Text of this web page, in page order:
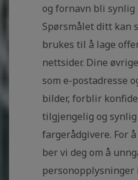
og fornavn bli synlig
Spørsmålet ditt kan
brukes til å lage
nettsider. Dine
som e-postadresse
bilder, forblir
tilgjengelig og synlig
fargerådgivere. For
ber vi deg om å